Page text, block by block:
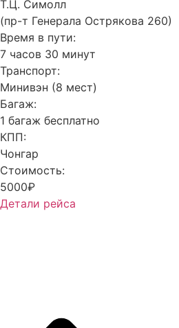
Т.Ц. Симолл
(пр-т Генерала Острякова 260)
Время в пути:
7 часов 30 минут
Транспорт:
Минивэн (8 мест)
Багаж:
1 багаж бесплатно
КПП:
Чонгар
Стоимость:
5000₽
Детали рейса